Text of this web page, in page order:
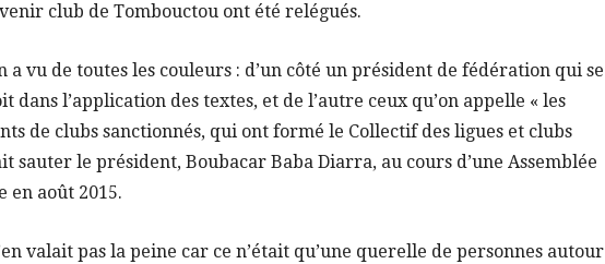
club de Tombouctou ont été relégués.
a vu de toutes les couleurs : d’un côté un président de fédération qui se
l’application des textes, et de l’autre ceux qu’on appelle « les
de clubs sanctionnés, qui ont formé le Collectif des ligues et clubs
sauter le président, Boubacar Baba Diarra, au cours d’une Assemblée
août 2015.
valait pas la peine car ce n’était qu’une querelle de personnes autour